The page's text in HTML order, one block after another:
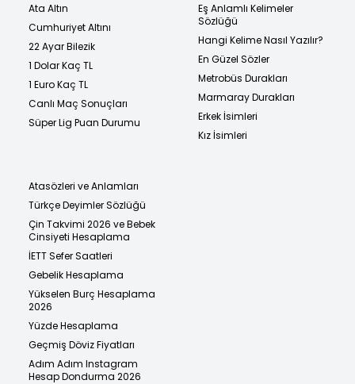
Ata Altın
Cumhuriyet Altını
22 Ayar Bilezik
1 Dolar Kaç TL
1 Euro Kaç TL
Canlı Maç Sonuçları
Süper Lig Puan Durumu
Eş Anlamlı Kelimeler
Sözlüğü
Hangi Kelime Nasıl Yazılır?
En Güzel Sözler
Metrobüs Durakları
Marmaray Durakları
Erkek İsimleri
Kız İsimleri
Atasözleri ve Anlamları
Türkçe Deyimler Sözlüğü
Çin Takvimi 2026 ve Bebek
Cinsiyeti Hesaplama
İETT Sefer Saatleri
Gebelik Hesaplama
Yükselen Burç Hesaplama
2026
Yüzde Hesaplama
Geçmiş Döviz Fiyatları
Adım Adım Instagram
Hesap Dondurma 2026